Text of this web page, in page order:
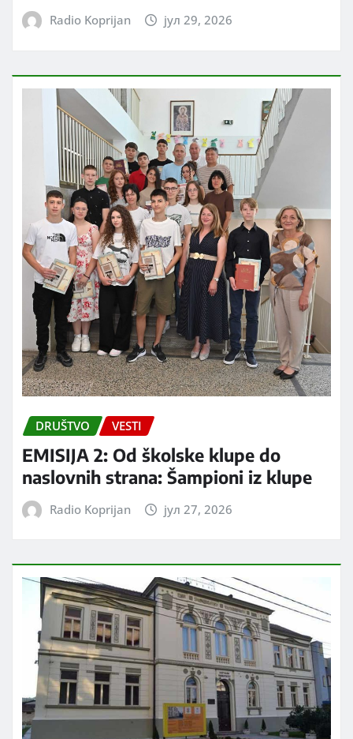
Radio Koprijan јул 29, 2026
DRUŠTVO VESTI
EMISIJA 2: Od školske klupe do
naslovnih strana: Šampioni iz klupe
Radio Koprijan јул 27, 2026